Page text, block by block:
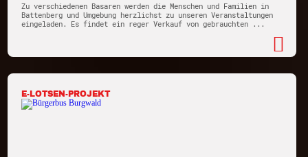
Zu verschiedenen Basaren werden die Menschen und Familien in
Battenberg und Umgebung herzlichst zu unseren Veranstaltungen
eingeladen. Es findet ein reger Verkauf von gebrauchten ...
E-LOTSEN-PROJEKT